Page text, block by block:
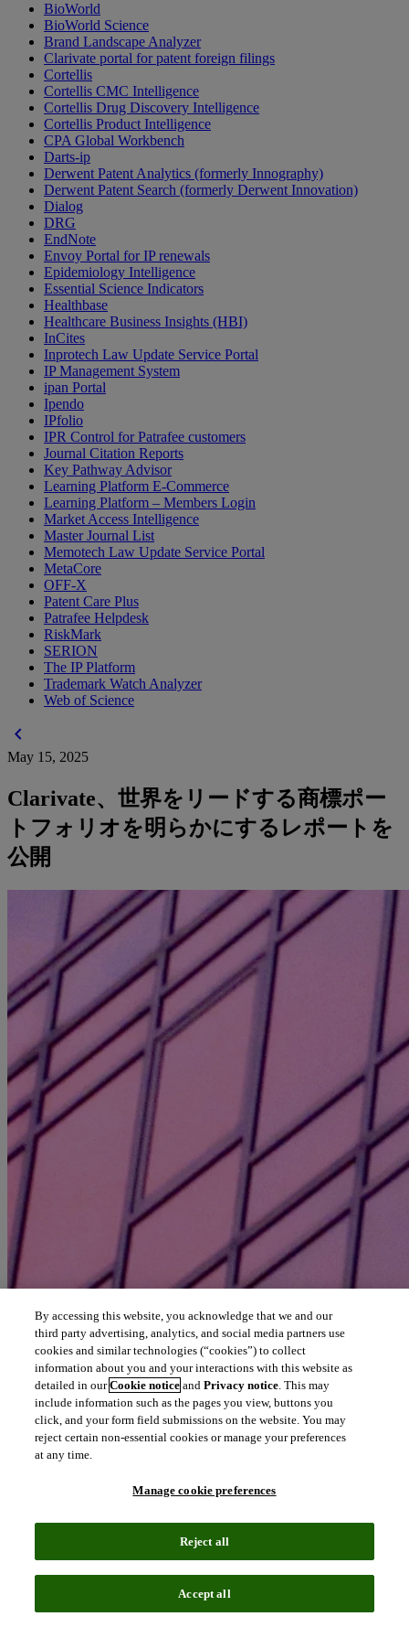
BioWorld
BioWorld Science
Brand Landscape Analyzer
Clarivate portal for patent foreign filings
Cortellis
Cortellis CMC Intelligence
Cortellis Drug Discovery Intelligence
Cortellis Product Intelligence
CPA Global Workbench
Darts-ip
Derwent Patent Analytics (formerly Innography)
Derwent Patent Search (formerly Derwent Innovation)
Dialog
DRG
EndNote
Envoy Portal for IP renewals
Epidemiology Intelligence
Essential Science Indicators
Healthbase
Healthcare Business Insights (HBI)
InCites
Inprotech Law Update Service Portal
IP Management System
ipan Portal
Ipendo
IPfolio
IPR Control for Patrafee customers
Journal Citation Reports
Key Pathway Advisor
Learning Platform E-Commerce
Learning Platform – Members Login
Market Access Intelligence
Master Journal List
Memotech Law Update Service Portal
MetaCore
OFF-X
Patent Care Plus
Patrafee Helpdesk
RiskMark
SERION
The IP Platform
Trademark Watch Analyzer
Web of Science
chevron_left
May 15, 2025
Clarivate、世界をリードする商標ポー
トフォリオを明らかにするレポートを
公開
By accessing this website, you acknowledge that we and our
third party advertising, analytics, and social media partners use
cookies and similar technologies (“cookies”) to collect
information about you and your interactions with this website as
detailed in ourCookie notice andPrivacy notice. This may
include information such as the pages you view, buttons you
click, and your form field submissions on the website. You may
reject certain non-essential cookies or manage your preferences
at any time.
Manage cookie preferences
Reject all
Accept all